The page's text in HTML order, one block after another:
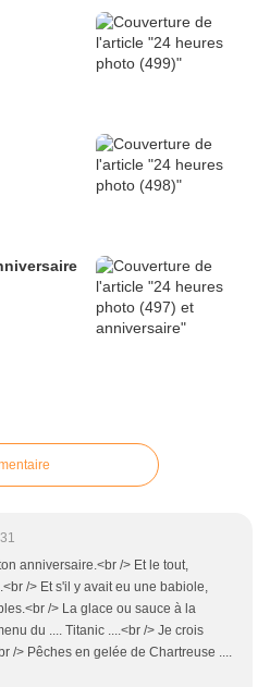
anniversaire.<br /> Et le tout,
/> Et s'il y avait eu une babiole,
/> La glace ou sauce à la
du .... Titanic ....<br /> Je crois
/> Pêches en gelée de Chartreuse ....